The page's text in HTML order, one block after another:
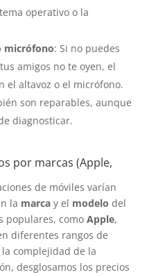
operativo o la
micrófono: Si no puedes
amigos no te oyen, el
el altavoz o el micrófono.
son reparables, aunque
diagnosticar.
por marcas (Apple,
de móviles varían
la marcay el modelo del
populares, como Apple,
diferentes rangos de
complejidad de la
desglosamos los precios